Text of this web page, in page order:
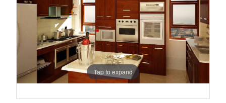
Tap to expand